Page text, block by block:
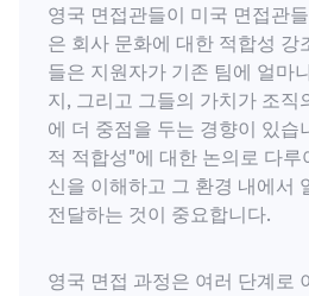
영국 면접관들이 미국 면접관
은 회사 문화에 대한 적합성 강
들은 지원자가 기존 팀에 얼마
지, 그리고 그들의 가치가 조직
에 더 중점을 두는 경향이 있습
적 적합성"에 대한 논의로 다루
신을 이해하고 그 환경 내에서
전달하는 것이 중요합니다.
영국 면접 과정은 여러 단계로